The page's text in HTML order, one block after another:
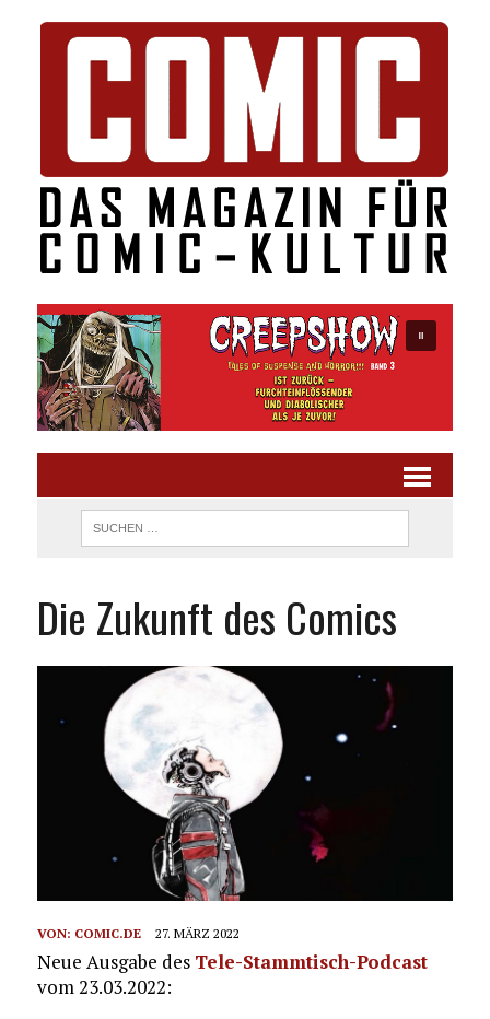
Die Zukunft des Comics
VON: COMIC.DE 27. MÄRZ 2022
Neue Ausgabe des Tele-Stammtisch-Podcast
vom 23.03.2022: